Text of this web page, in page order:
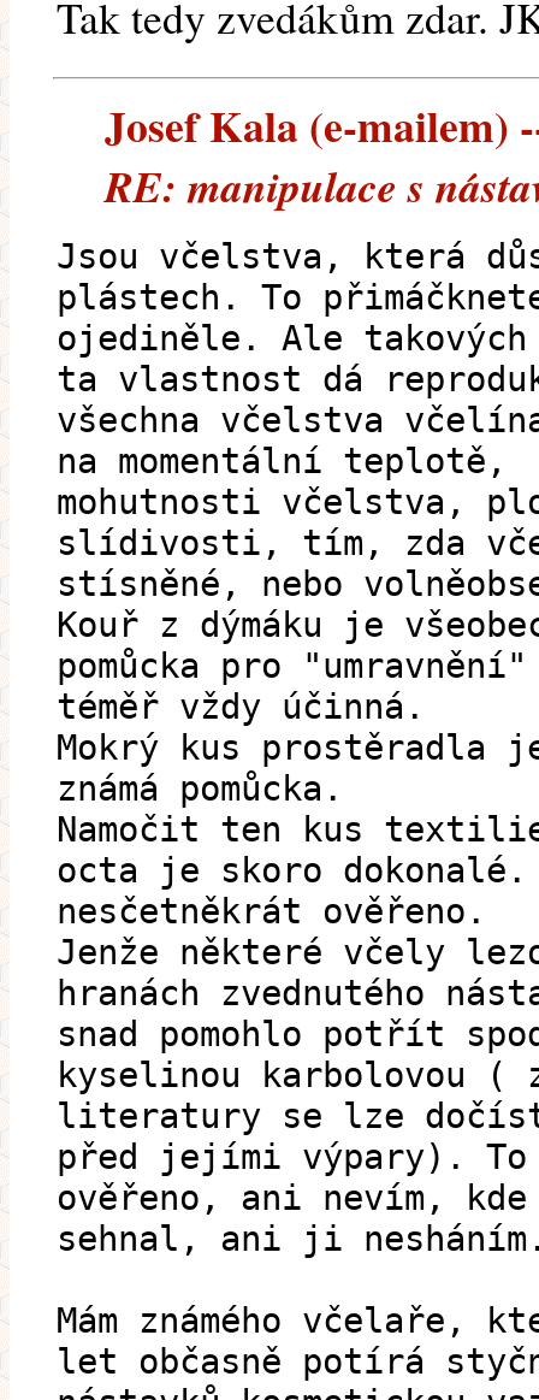
Tak tedy zvedákům zdar.
Josef Kala (e-mailem)
RE: manipulace s
Jsou včelstva, která
plástech. To
ojediněle. Ale
ta vlastnost dá
všechna včelstva
na momentální teplotě,
mohutnosti včelstva,
slídivosti, tím, zda
stísněné, nebo
Kouř z dýmáku je
pomůcka pro
téměř vždy účinná.
Mokrý kus
známá pomůcka.
Namočit ten kus
octa je skoro dokonalé.
nesčetněkrát ověřeno.
Jenže některé včely
hranách zvednutého
snad pomohlo potřít
kyselinou karbolovou (
literatury se lze dočíst
před jejími výpary). To
ověřeno, ani nevím,
sehnal, ani ji
Mám známého včelaře,
let občasně potírá